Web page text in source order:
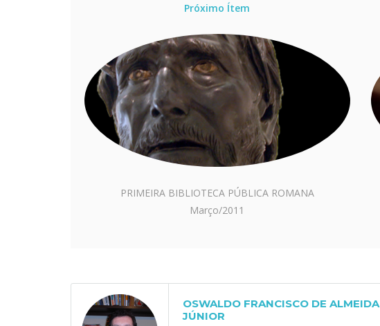
Próximo Ítem
PRIMEIRA BIBLIOTECA PÚBLICA ROMANA
Março/2011
OSWALDO FRANCISCO DE ALMEIDA
JÚNIOR